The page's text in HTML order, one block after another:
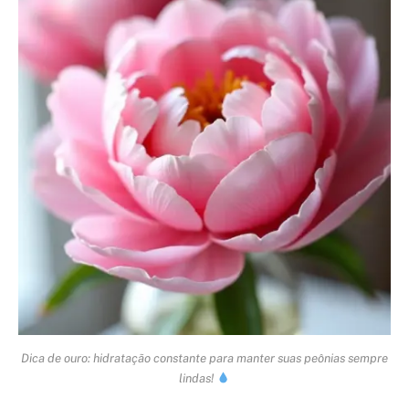
Dica de ouro: hidratação constante para manter suas peônias sempre
lindas!